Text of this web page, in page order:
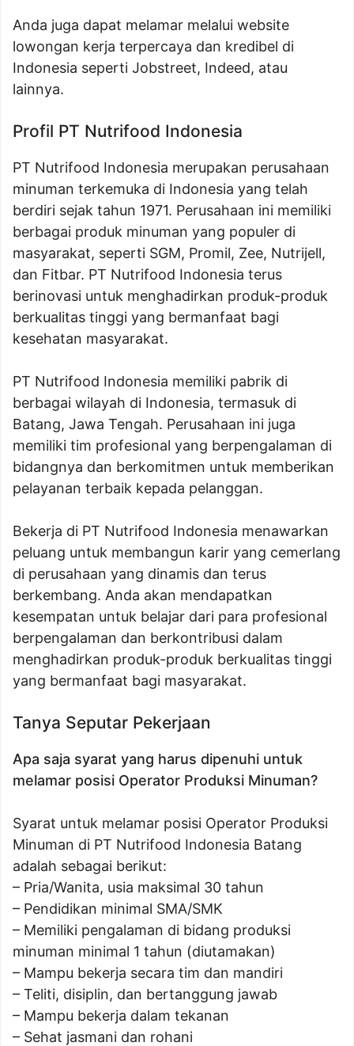
Anda juga dapat melamar melalui website
lowongan kerja terpercaya dan kredibel di
Indonesia seperti Jobstreet, Indeed, atau
lainnya.
Profil PT Nutrifood Indonesia
PT Nutrifood Indonesia merupakan perusahaan
minuman terkemuka di Indonesia yang telah
berdiri sejak tahun 1971. Perusahaan ini memiliki
berbagai produk minuman yang populer di
masyarakat, seperti SGM, Promil, Zee, Nutrijell,
dan Fitbar. PT Nutrifood Indonesia terus
berinovasi untuk menghadirkan produk-produk
berkualitas tinggi yang bermanfaat bagi
kesehatan masyarakat.
PT Nutrifood Indonesia memiliki pabrik di
berbagai wilayah di Indonesia, termasuk di
Batang, Jawa Tengah. Perusahaan ini juga
memiliki tim profesional yang berpengalaman di
bidangnya dan berkomitmen untuk memberikan
pelayanan terbaik kepada pelanggan.
Bekerja di PT Nutrifood Indonesia menawarkan
peluang untuk membangun karir yang cemerlang
di perusahaan yang dinamis dan terus
berkembang. Anda akan mendapatkan
kesempatan untuk belajar dari para profesional
berpengalaman dan berkontribusi dalam
menghadirkan produk-produk berkualitas tinggi
yang bermanfaat bagi masyarakat.
Tanya Seputar Pekerjaan
Apa saja syarat yang harus dipenuhi untuk
melamar posisi Operator Produksi Minuman?
Syarat untuk melamar posisi Operator Produksi
Minuman di PT Nutrifood Indonesia Batang
adalah sebagai berikut:
– Pria/Wanita, usia maksimal 30 tahun
– Pendidikan minimal SMA/SMK
– Memiliki pengalaman di bidang produksi
minuman minimal 1 tahun (diutamakan)
– Mampu bekerja secara tim dan mandiri
– Teliti, disiplin, dan bertanggung jawab
– Mampu bekerja dalam tekanan
– Sehat jasmani dan rohani